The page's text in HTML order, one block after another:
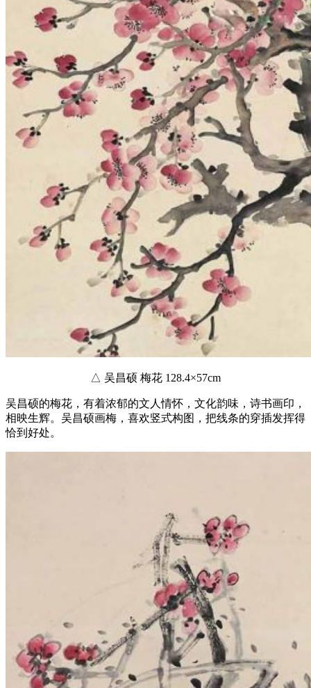
△ 吴昌硕 梅花 128.4×57cm
吴昌硕的梅花，有着浓郁的文人情怀，文化韵味，诗书画印，
相映生辉。吴昌硕画梅，喜欢竖式构图，把线条的穿插发挥得
恰到好处。